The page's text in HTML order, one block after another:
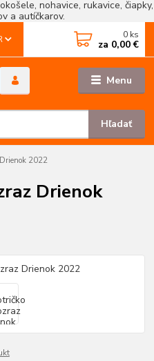
nohavice, rukavice, čiapky,
a autíčkarov.
Menu
Hľadať
0 ks
za 0,00 €
2022
Drienok